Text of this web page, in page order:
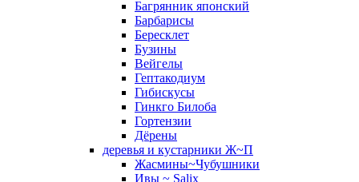
Багрянник японский
Барбарисы
Бересклет
Бузины
Вейгелы
Гептакодиум
Гибискусы
Гинкго Билоба
Гортензии
Дёрены
деревья и кустарники Ж~П
Жасмины~Чубушники
Ивы ~ Salix